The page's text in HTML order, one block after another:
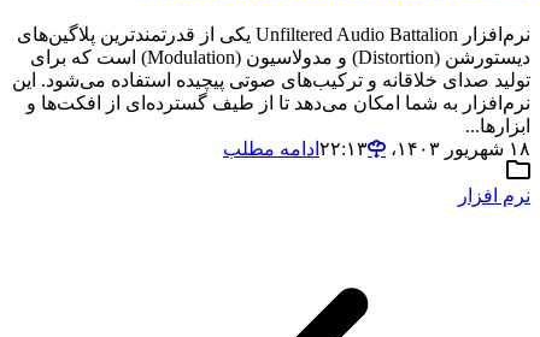
نرم‌افزار Unfiltered Audio Battalion یکی از قدرتمندترین پلاگین‌های
دیستورشن (Distortion) و مدولاسیون (Modulation) است که برای
تولید صدای خلاقانه و ترکیب‌های صوتی پیچیده استفاده می‌شود. این
نرم‌افزار به شما امکان می‌دهد تا از طیف گسترده‌ای از افکت‌ها و
ابزارها...
۱۸ شهریور ۱۴۰۳،‏ ۲۲:۱۳
ادامه مطلب
نرم افزار